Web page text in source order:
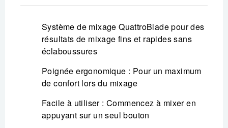
Système de mixage QuattroBlade pour des
résultats de mixage fins et rapides sans
éclaboussures
Poignée ergonomique : Pour un maximum
de confort lors du mixage
Facile à utiliser : Commencez à mixer en
appuyant sur un seul bouton